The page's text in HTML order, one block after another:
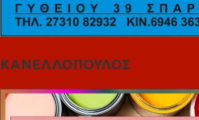
ΚΑΝΕΛΛΟΠΟΥΛΟΣ